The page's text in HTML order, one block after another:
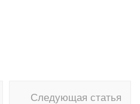
Следующая статья